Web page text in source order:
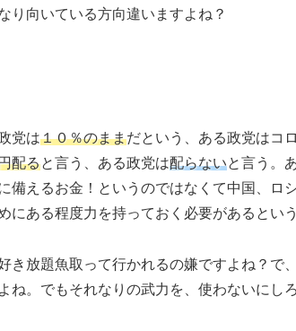
り向いている方向違いますよね？
党は１０％のままだという、ある政党はコ
配ると言う、ある政党は配らないと言う。
備えるお金！というのではなくて中国、ロ
にある程度力を持っておく必要があるとい
き放題魚取って行かれるの嫌ですよね？で
。でもそれなりの武力を、使わないにし